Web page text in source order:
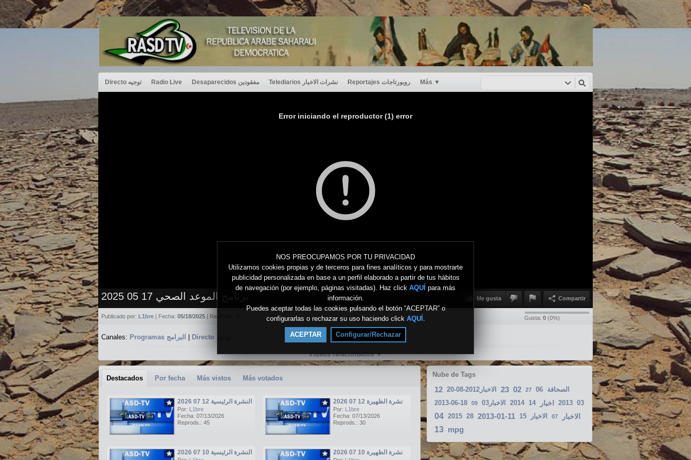
NOS PREOCUPAMOS POR TU PRIVACIDAD
Utilizamos cookies propias y de terceros para fines analíticos y para mostrarte
publicidad personalizada en base a un perfil elaborado a partir de tus hábitos
de navegación (por ejemplo, páginas visitadas). Haz click AQUÍ para más
información.
Puedes aceptar todas las cookies pulsando el botón “ACEPTAR” o
configurarlas o rechazar su uso haciendo click AQUÍ .
ACEPTAR Configurar/Rechazar
Suscribir:
Directo توجيه Radio Live Desaparecidos مفقودين Telediarios نشرات الاخبار Reportajes روبورتاجات Más ▼
Error iniciando el reproductor (1) error
Me gusta Compartir برنامج الموعد الصحي 17 05 2025
Gusta: 0 (0%)
Publicado por: L1bre | Fecha: 05/18/2025 | Reprods.:
Canales: Programas البرامج
Vídeos relacionados▼
Nube de Tags
12 الاخبار2012-08-20 23 02 27 06 الصحافة
2013-06-18
09 الاخبار03 2014 14 اخبار 2013 03
04 2015 28 2013-01-11 15 الاخيار 07 الاخبار
13 mpg
Destacados Por fecha Más vistos Más votados
النشرة الرئيسية 12 07 2026
Por: L1bre
Fecha: 07/13/2026
Reprods.: 45
نشرة الظهيرة 12 07 2026
Por: L1bre
Fecha: 07/13/2026
Reprods.: 30
النشرة الرئيسية 10 07 2026 نشرة الظهيرة 10 07 2026